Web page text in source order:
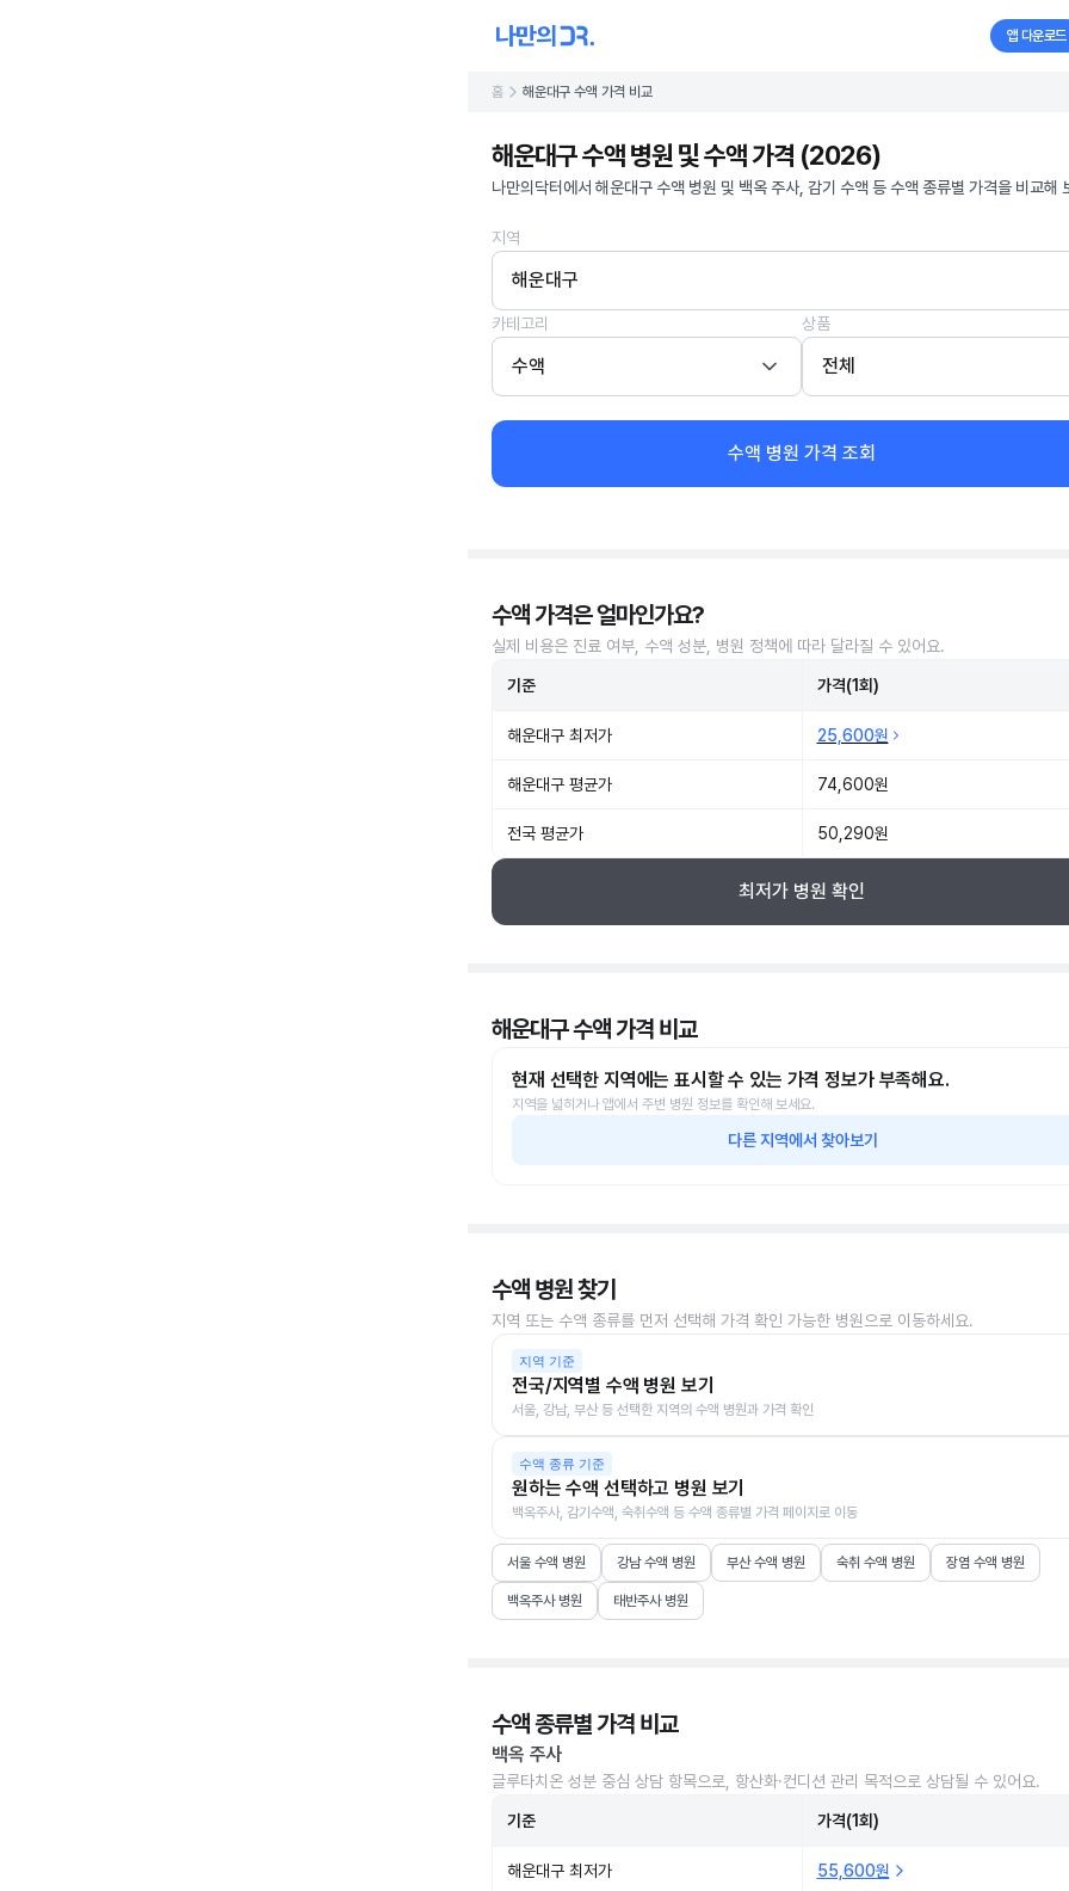
앱 다운로드
홈 해운대구 수액 가격 비교
해운대구 수액 병원 및 수액 가격 (2026)
나만의닥터에서 해운대구 수액 병원 및 백옥 주사, 감기 수액 등 수액 종류별 가격을 비교해
지역
해운대구
카테고리
수액
상품
전체
수액 병원 가격 조회
수액 가격은 얼마인가요?
실제 비용은 진료 여부, 수액 성분, 병원 정책에 따라 달라질 수 있어요.
기준 가격(1회)
해운대구 최저가 25,600원
해운대구 평균가 74,600원
전국 평균가 50,290원
최저가 병원 확인
해운대구 수액 가격 비교
현재 선택한 지역에는 표시할 수 있는 가격 정보가 부족해요.
지역을 넓히거나 앱에서 주변 병원 정보를 확인해 보세요.
다른 지역에서 찾아보기
수액 병원 찾기
지역 또는 수액 종류를 먼저 선택해 가격 확인 가능한 병원으로 이동하세요.
지역 기준
전국/지역별 수액 병원 보기
서울, 강남, 부산 등 선택한 지역의 수액 병원과 가격 확인
수액 종류 기준
원하는 수액 선택하고 병원 보기
백옥주사, 감기수액, 숙취수액 등 수액 종류별 가격 페이지로 이동
서울 수액 병원 강남 수액 병원 부산 수액 병원 숙취 수액 병원 장염 수액 병원
백옥주사 병원 태반주사 병원
수액 종류별 가격 비교
백옥 주사
글루타치온 성분 중심 상담 항목으로, 항산화·컨디션 관리 목적으로 상담될 수 있어요.
기준 가격(1회)
해운대구 최저가 55,600원